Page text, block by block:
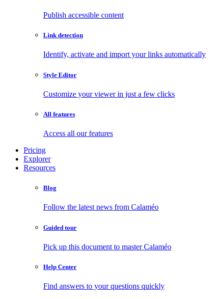
Publish accessible content
Link detection
Identify, activate and import your links automatically
Style Editor
Customize your viewer in just a few clicks
All features
Access all our features
Pricing
Explorer
Resources
Blog
Follow the latest news from Calaméo
Guided tour
Pick up this document to master Calaméo
Help Center
Find answers to your questions quickly